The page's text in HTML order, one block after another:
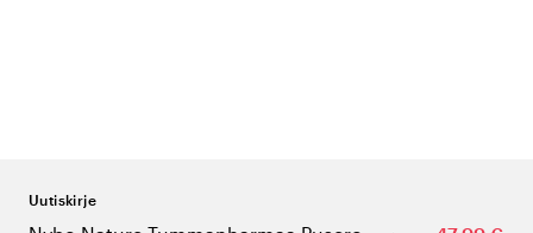
Uutiskirje